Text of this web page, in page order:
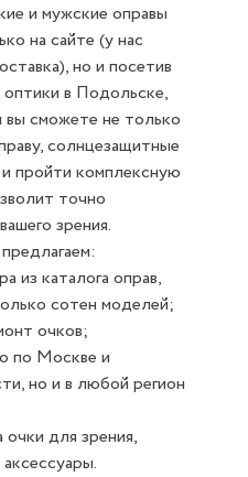
и мужские оправы
на сайте (у нас
но и посетив
в Подольске,
вы сможете не только
солнцезащитные
пройти комплексную
точно
зрения.
из каталога оправ,
сотен моделей;
очков;
по Москве и
но и в любой регион
для зрения,